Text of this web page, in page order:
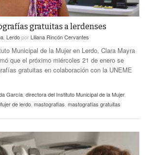
ESTÉREO GALLITO
GREM
INFORMACIÓN
gratuitas a lerdenses
Lerdopor Liliana Rincón Cervantes
Municipal de la Mujer en Lerdo, Clara Mayra
que el próximo miércoles 21 de enero se
gratuitas en colaboración con la UNEME
García directora del Instituto Municipal de la Mujer,
de lerdo mastografias mastografías gratuitas